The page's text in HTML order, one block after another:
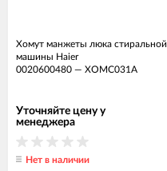
Хомут манжеты люка стиральной
машины Haier
0020600480 — ХОМС031А
Уточняйте цену у
менеджера
Нет в наличии